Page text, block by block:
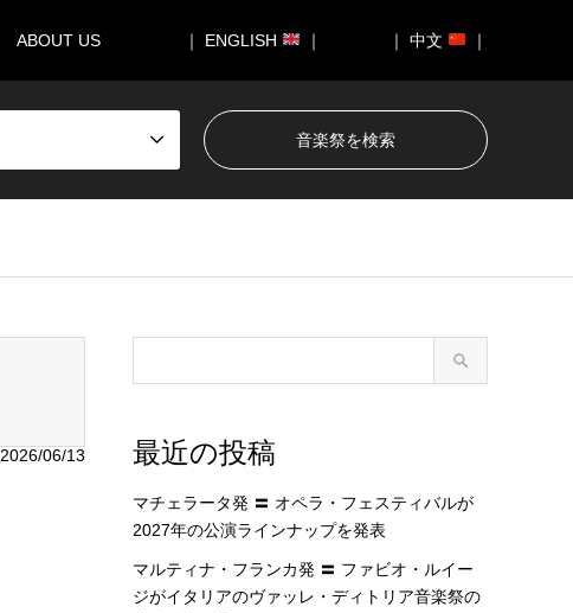
ABOUT US ｜ ENGLISH ｜ ｜ 中文 ｜
2026/06/13 最近の投稿
マチェラータ発 〓 オペラ・フェスティバルが
2027年の公演ラインナップを発表
マルティナ・フランカ発 〓 ファビオ・ルイー
ジがイタリアのヴァッレ・ディトリア音楽祭の